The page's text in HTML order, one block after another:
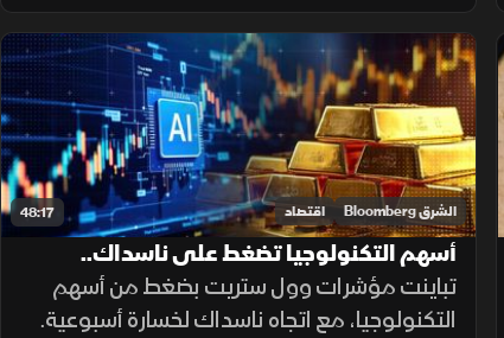
الفيدرالي وسط توقعات بتثبيت الفائدة
واستمرار الضبابية.
48:17 الشرق Bloomberg اقتصاد
أسهم التكنولوجيا تضغط على ناسداك..
والذهب يترقب الفائدة
تباينت مؤشرات وول ستريت بضغط من أسهم
التكنولوجيا، مع اتجاه ناسداك لخسارة أسبوعية.